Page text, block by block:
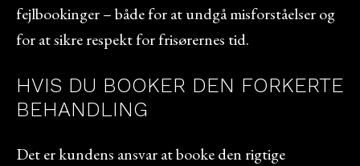
fejlbookinger – både for at undgå misforståelser og
for at sikre respekt for frisørernes tid.
HVIS DU BOOKER DEN FORKERTE
BEHANDLING
Det er kundens ansvar at booke den rigtige